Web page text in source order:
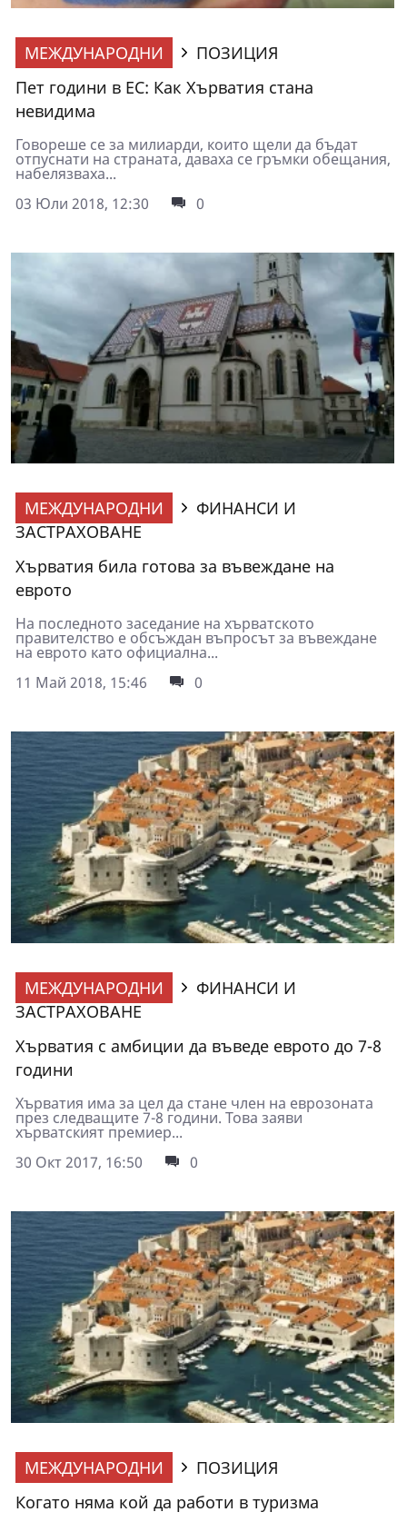
МЕЖДУНАРОДНИ
ПОЗИЦИЯ
Пет години в ЕС: Как Хърватия стана
невидима
Говореше се за милиарди, които щели да бъдат
отпуснати на страната, даваха се гръмки обещания,
набелязваха...
03 Юли 2018, 12:30
0
МЕЖДУНАРОДНИ
ФИНАНСИ И
ЗАСТРАХОВАНЕ
Хърватия била готова за въвеждане на
еврото
На последното заседание на хърватското
правителство е обсъждан въпросът за въвеждане
на еврото като официална...
11 Май 2018, 15:46
0
МЕЖДУНАРОДНИ
ФИНАНСИ И
ЗАСТРАХОВАНЕ
Хърватия с амбиции да въведе еврото до 7-8
години
Хърватия има за цел да стане член на еврозоната
през следващите 7-8 години. Това заяви
хърватският премиер...
30 Окт 2017, 16:50
0
МЕЖДУНАРОДНИ
ПОЗИЦИЯ
Когато няма кой да работи в туризма